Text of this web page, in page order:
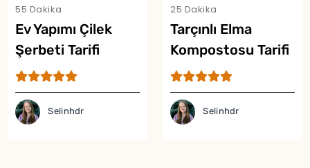
55 Dakika
Ev Yapımı Çilek
Şerbeti Tarifi
Selinhdr
25 Dakika
Tarçınlı Elma
Kompostosu Tarifi
Selinhdr